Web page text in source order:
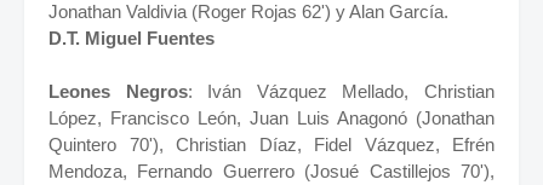
Jonathan Valdivia (Roger Rojas 62') y Alan García.
D.T. Miguel Fuentes
Leones Negros: Iván Vázquez Mellado, Christian
López, Francisco León, Juan Luis Anagonó (Jonathan
Quintero 70'), Christian Díaz, Fidel Vázquez, Efrén
Mendoza, Fernando Guerrero (Josué Castillejos 70'),